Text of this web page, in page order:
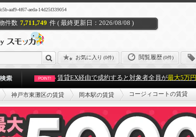
aaf9-4f67-aeda-14d25f339054
件数 7,711,749 件 ( 最終更新日：2026/08/08 )
お気に入り (0件) 閲覧履歴(0件)
POINT! 賃貸EX経由で成約すると対象者全員が最大5万円
神戸市東灘区の賃貸 岡本駅の賃貸 コージィコートの賃貸